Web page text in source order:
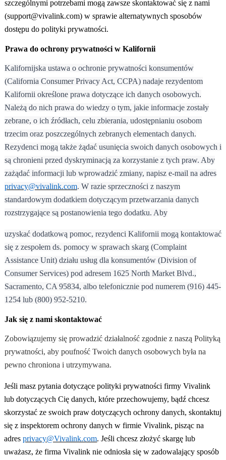
szczególnymi potrzebami mogą zawsze skontaktować się z nami
(support@vivalink.com) w sprawie alternatywnych sposobów
dostępu do polityki prywatności.
Prawa do ochrony prywatności w Kalifornii
Kalifornijska ustawa o ochronie prywatności konsumentów
(California Consumer Privacy Act, CCPA) nadaje rezydentom
Kalifornii określone prawa dotyczące ich danych osobowych.
Należą do nich prawa do wiedzy o tym, jakie informacje zostały
zebrane, o ich źródłach, celu zbierania, udostępnianiu osobom
trzecim oraz poszczególnych zebranych elementach danych.
Rezydenci mogą także żądać usunięcia swoich danych osobowych i
są chronieni przed dyskryminacją za korzystanie z tych praw. Aby
zażądać informacji lub wprowadzić zmiany, napisz e-mail na adres
privacy@vivalink.com. W razie sprzeczności z naszym
standardowym dodatkiem dotyczącym przetwarzania danych
rozstrzygające są postanowienia tego dodatku. Aby
uzyskać dodatkową pomoc, rezydenci Kalifornii mogą kontaktować
się z zespołem ds. pomocy w sprawach skarg (Complaint
Assistance Unit) działu usług dla konsumentów (Division of
Consumer Services) pod adresem 1625 North Market Blvd.,
Sacramento, CA 95834, albo telefonicznie pod numerem (916) 445-
1254 lub (800) 952-5210.
Jak się z nami skontaktować
Zobowiązujemy się prowadzić działalność zgodnie z naszą Polityką
prywatności, aby poufność Twoich danych osobowych była na
pewno chroniona i utrzymywana.
Jeśli masz pytania dotyczące polityki prywatności firmy Vivalink
lub dotyczących Cię danych, które przechowujemy, bądź chcesz
skorzystać ze swoich praw dotyczących ochrony danych, skontaktuj
się z inspektorem ochrony danych w firmie Vivalink, pisząc na
adresprivacy@Vivalink.com. Jeśli chcesz złożyć skargę lub
uważasz, że firma Vivalink nie odniosła się w zadowalający sposób